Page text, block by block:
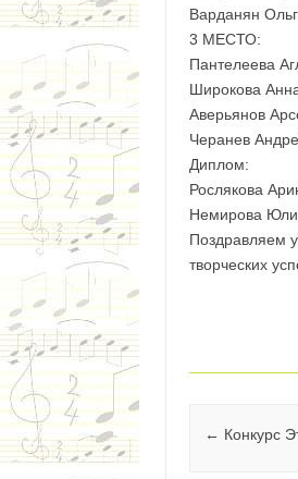
Варданян
3 МЕСТО:
Пантелеева
Широкова
Аверьянов
Черанев
Диплом:
Рослякова
Немирова
Поздравляем
творческих
Навигация
← Конкурс